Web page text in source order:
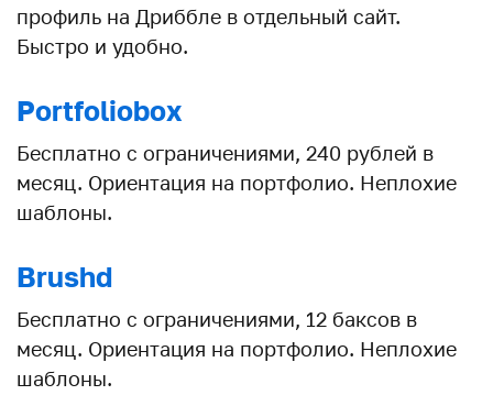
профиль на Дриббле в отдельный сайт.
Быстро и удобно.
Portfoliobox
Бесплатно с ограничениями, 240 рублей в
месяц. Ориентация на портфолио. Неплохие
шаблоны.
Brushd
Бесплатно с ограничениями, 12 баксов в
месяц. Ориентация на портфолио. Неплохие
шаблоны.